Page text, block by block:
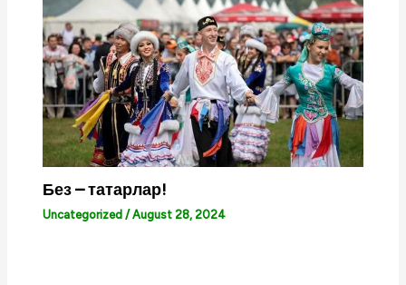
Без – татарлар!
Uncategorized /August 28, 2024